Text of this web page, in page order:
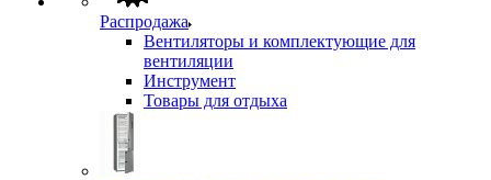
Распродажа
Вентиляторы и комплектующие для
вентиляции
Инструмент
Товары для отдыха